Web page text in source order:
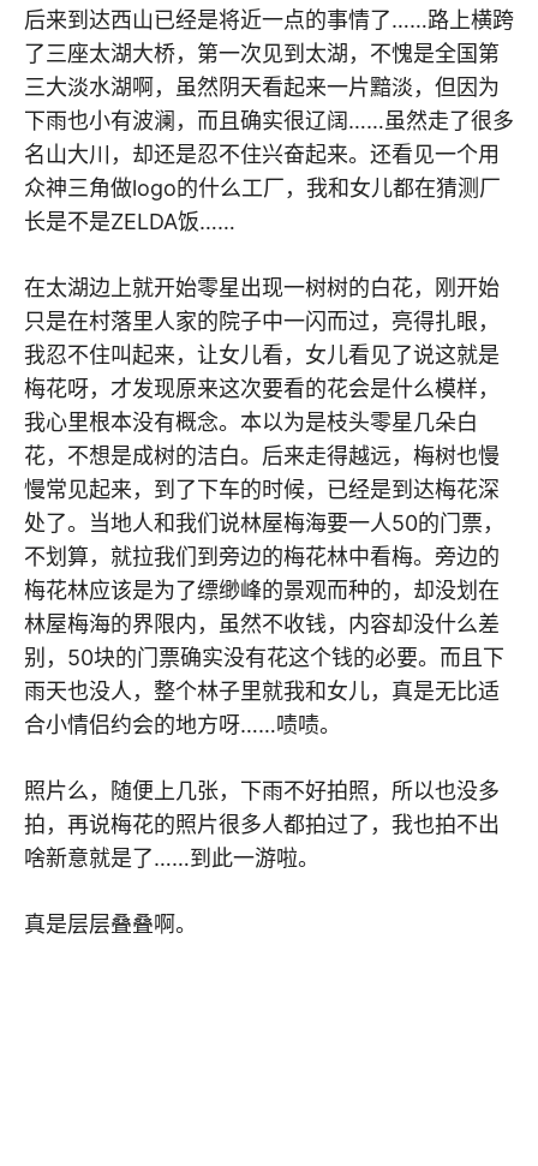
后来到达西山已经是将近一点的事情了……路上横跨
了三座太湖大桥，第一次见到太湖，不愧是全国第
三大淡水湖啊，虽然阴天看起来一片黯淡，但因为
下雨也小有波澜，而且确实很辽阔……虽然走了很多
名山大川，却还是忍不住兴奋起来。还看见一个用
众神三角做logo的什么工厂，我和女儿都在猜测厂
长是不是ZELDA饭……
在太湖边上就开始零星出现一树树的白花，刚开始
只是在村落里人家的院子中一闪而过，亮得扎眼，
我忍不住叫起来，让女儿看，女儿看见了说这就是
梅花呀，才发现原来这次要看的花会是什么模样，
我心里根本没有概念。本以为是枝头零星几朵白
花，不想是成树的洁白。后来走得越远，梅树也慢
慢常见起来，到了下车的时候，已经是到达梅花深
处了。当地人和我们说林屋梅海要一人50的门票，
不划算，就拉我们到旁边的梅花林中看梅。旁边的
梅花林应该是为了缥缈峰的景观而种的，却没划在
林屋梅海的界限内，虽然不收钱，内容却没什么差
别，50块的门票确实没有花这个钱的必要。而且下
雨天也没人，整个林子里就我和女儿，真是无比适
合小情侣约会的地方呀……啧啧。
照片么，随便上几张，下雨不好拍照，所以也没多
拍，再说梅花的照片很多人都拍过了，我也拍不出
啥新意就是了……到此一游啦。
真是层层叠叠啊。